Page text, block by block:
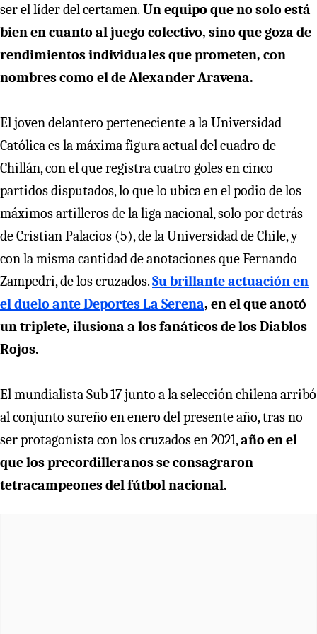
ser el líder del certamen. Un equipo que no solo está
bien en cuanto al juego colectivo, sino que goza de
rendimientos individuales que prometen, con
nombres como el de Alexander Aravena.
El joven delantero perteneciente a la Universidad
Católica es la máxima figura actual del cuadro de
Chillán, con el que registra cuatro goles en cinco
partidos disputados, lo que lo ubica en el podio de los
máximos artilleros de la liga nacional, solo por detrás
de Cristian Palacios (5), de la Universidad de Chile, y
con la misma cantidad de anotaciones que Fernando
Zampedri, de los cruzados.Su brillante actuación en
el duelo ante Deportes La Serena, en el que anotó
un triplete, ilusiona a los fanáticos de los Diablos
Rojos.
El mundialista Sub 17 junto a la selección chilena arribó
al conjunto sureño en enero del presente año, tras no
ser protagonista con los cruzados en 2021,año en el
que los precordilleranos se consagraron
tetracampeones del fútbol nacional.